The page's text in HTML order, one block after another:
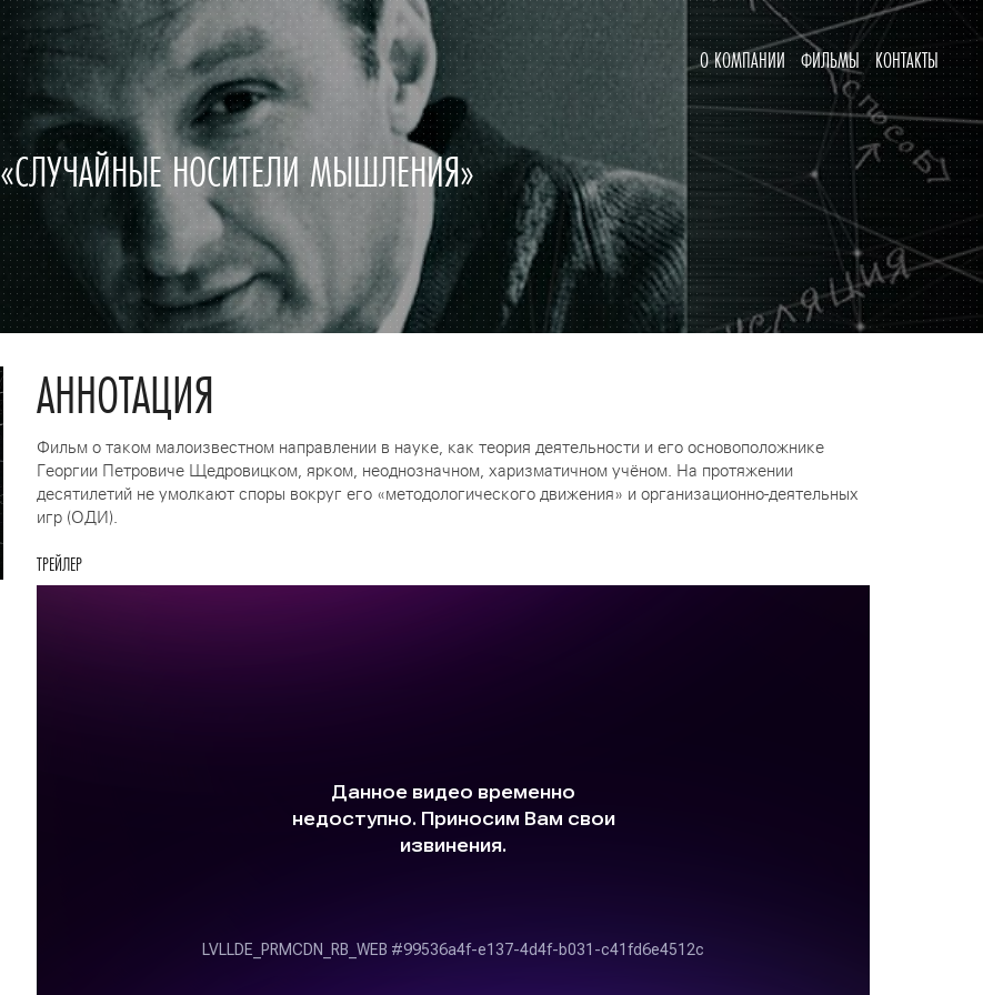
О КОМПАНИИ ФИЛЬМЫ КОНТАКТЫ
«СЛУЧАЙНЫЕ НОСИТЕЛИ МЫШЛЕНИЯ»
АННОТАЦИЯ
Фильм о таком малоизвестном направлении в науке, как теория деятельности и его основоположнике
Георгии Петровиче Щедровицком, ярком, неоднозначном, харизматичном учёном. На протяжении
десятилетий не умолкают споры вокруг его «методологического движения» и организационно-деятельных
игр (ОДИ).
ТРЕЙЛЕР